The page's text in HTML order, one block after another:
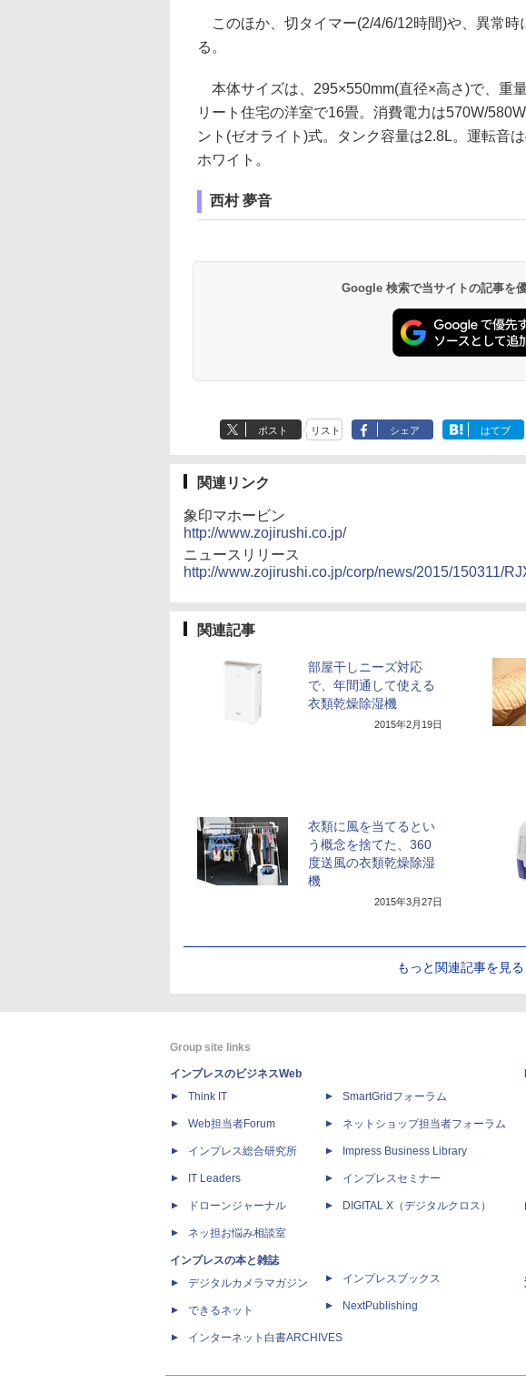
このほか、切タイマー(2/4/6/12時間)や、異常時
る。
本体サイズは、295×550mm(直径×高さ)で、重
リート住宅の洋室で16畳。消費電力は570W/
ント(ゼオライト)式。タンク容量は2.8L。運転音
ホワイト。
西村 夢音
Google 検索で当サイトの記事を
ポスト リスト シェア はてブ
関連リンク
象印マホービン
http://www.zojirushi.co.jp/
ニュースリリース
http://www.zojirushi.co.jp/corp/news/2015/150311/
関連記事
部屋干しニーズ対応
で、年間通して使える
衣類乾燥除湿機
2015年2月19日
衣類に風を当てるとい
う概念を捨てた、360
度送風の衣類乾燥除湿
機
2015年3月27日
もっと関連記事を見る
Group site links
インプレスのビジネスWeb
Think IT
Web担当者Forum
インプレス総合研究所
IT Leaders
ドローンジャーナル
ネッ担お悩み相談室
インプレスの本と雑誌
デジタルカメラマガジン
できるネット
インターネット白書ARCHIVES
SmartGridフォーラム
ネットショップ担当者フォーラム
Impress Business Library
インプレスセミナー
DIGITAL X（デジタルクロス）
インプレスブックス
NextPublishing